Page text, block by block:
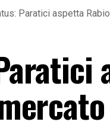
Paratici aspetta